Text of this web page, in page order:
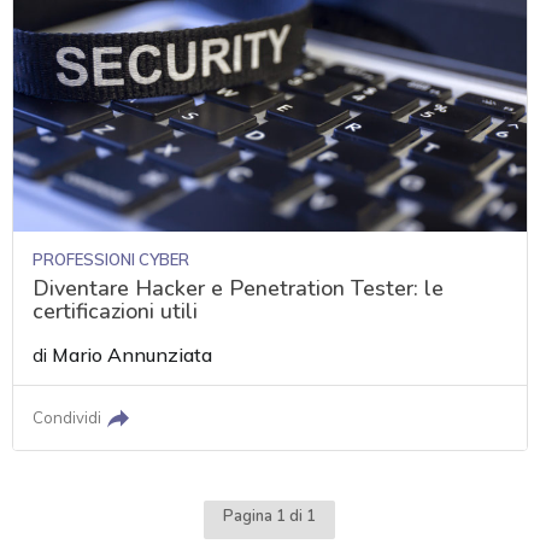
PROFESSIONI CYBER
Diventare Hacker e Penetration Tester: le
certificazioni utili
di Mario Annunziata
Condividi
Pagina 1 di 1